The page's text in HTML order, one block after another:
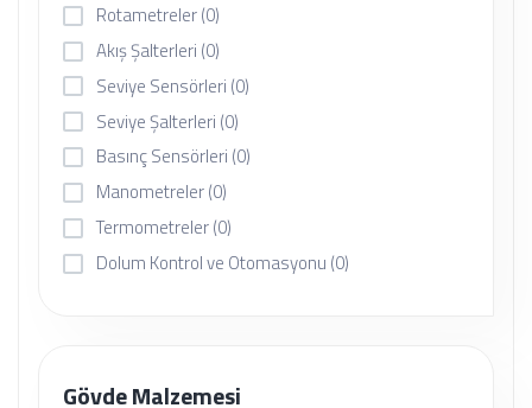
Rotametreler(0)
Akış Şalterleri (0)
Seviye Sensörleri (0)
Seviye Şalterleri (0)
Basınç Sensörleri (0)
Manometreler(0)
Termometreler(0)
Dolum Kontrol ve Otomasyonu (0)
Gövde Malzemesi